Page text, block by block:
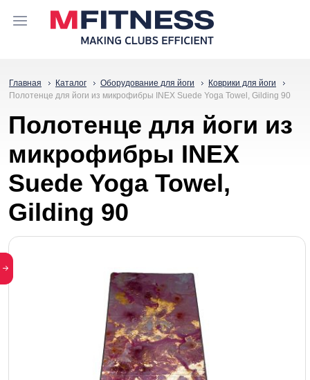
Главная Каталог Оборудование для йоги
Коврики для йоги
Полотенце для йоги из микрофибры INEX Suede Yoga Towel, Gilding 90
Полотенце для йоги из
микрофибры INEX
Suede Yoga Towel,
Gilding 90